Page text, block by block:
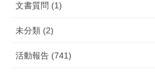
文書質問 (1)
未分類 (2)
活動報告 (741)